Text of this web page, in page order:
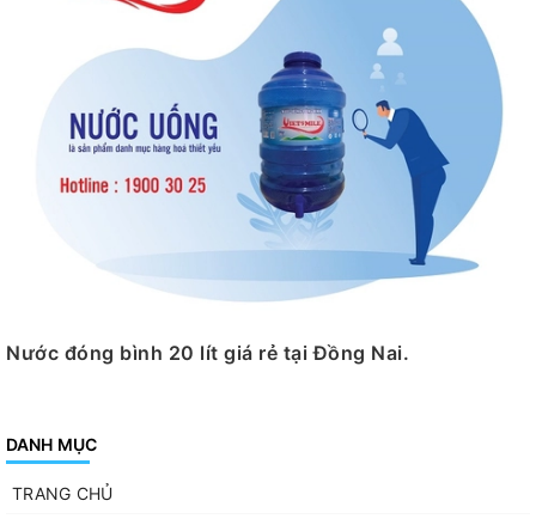
Nước đóng bình 20 lít giá rẻ tại Đồng Nai.
DANH MỤC
TRANG CHỦ